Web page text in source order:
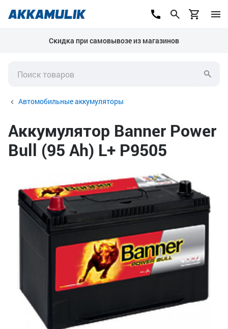
Скидка при самовывозе из магазинов
Автомобильные аккумуляторы
Аккумулятор Banner Power
Bull (95 Ah) L+ P9505